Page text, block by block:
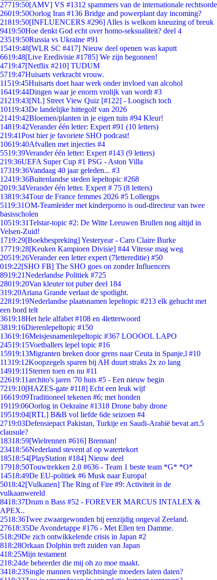
27719:50[AMV] VS #1312 spammers van de internationale rechtsorde
26019:50Oorlog Iran #136 Bridge and powerplant day incoming?
21819:50[INFLUENCERS #296] Alles is welkom kneuzing of breuk
9419:50Hoe denkt God echt over homo-seksualiteit? deel 4
23519:50Russia vs Ukraine #91
15419:48[WLR SC #417] Nieuw deel openen was kaputt
6619:48[Live Eredivisie #1785] We zijn begonnen!
4719:47[Netflix #210] TUDUM
5719:47Huisarts verkracht vrouw.
11519:45Huisarts doet haar werk onder invloed van alcohol
16419:44Dingen waar je enorm vrolijk van wordt #3
21219:43[NL] Street View Quiz [#122] - Loogisch toch
10119:43De landelijke hittegolf van 2026
21419:42Bloemen/planten in je eigen tuin #94 Kleur!
14819:42Verander één letter: Expert #91 (10 letters)
219:41Post hier je favoriete SHO podcast!
10619:40Afvallen met injecties #4
5519:39Verander één letter: Expert #143 (9 letters)
219:36UEFA Super Cup #1 PSG - Aston Villa
17319:36Vandaag 40 jaar geleden... #3
12419:36Buitenlandse steden lepeltopic #268
2019:34Verander één letter. Expert # 75 (8 letters)
13819:34Tour de France femmes 2026 #5 Lollergps
5119:31OM-Teamleider met kinderporno is oud-directeur van twee
basisscholen
10519:31Telstar-topic #2: De Witte Leeuwen Brullen nog altijd in
Velsen-Zuid!
1719:29[Boekbespreking] Yesteryear - Caro Claire Burke
17719:28[Keuken Kampioen Divisie] #44 Vitesse mag weg
20519:26Verander een letter expert (7lettereditie) #50
019:22[SHO FB] The SHO goes on zonder Influencers
8919:21Nederlandse Politiek #725
28019:20Van kleuter tot puber deel 184
319:20Ariana Grande verlaat de spotlight.
22819:19Nederlandse plaatsnamen lepeltopic #213 elk gehucht met
een bord telt
3619:18Het hele alfabet #108 en 4letterwoord
3819:16Dierenlepeltopic #150
13619:16Meisjesnamenlepeltopic #367 LOOOOL LAPO
24519:15Voetballers lepel topic #16
15919:13Migranten breken door grens naar Ceuta in Spanje,l #10
11319:12Koopzegels sparen bij AH duurt straks 2x zo lang
14919:11 Sterren toen en nu #11
22619:11archito's jaren '70 huis #5 - Een nieuw begin
7219:10[HAZES-gate #118] Echt een leuk wijf
16619:09Traditioneel tekenen #6; met honden
19119:06Oorlog in Oekraïne #1318 Drone baby drone
19519:04[RTL] B&B vol liefde 6de seizoen #4
2719:03Defensiepact Pakistan, Turkije en Saudi-Arabië bevat art.5
clausule?
18318:59[Wielrennen #616] Brennan!
23418:56Nederland stevent af op watertekort
18518:54[PlayStation #184] Nieuw deel
17918:50Touwtrekken 2.0 #636 - Team 1 beste team *G* *O*
14518:49De EU-politiek #6 Musk naar Europa!
5018:42[Vulkanen] The Ring of Fire #9: Activiteit in de
vulkaanwereld
8418:37Drum n Bass #52 - FOREVER MARCUS INTALEX &
APEX..
2518:36Twee zwaargewonden bij eenzijdig ongeval Zeeland.
27618:35De Avondetappe #176 - Met Ellen ten Damme.
518:29De zich ontwikkelende crisis in Japan #2
818:28Orkaan Dolphin treft zuiden van Japan
418:25Mijn testament
218:24de beheerder die mij oh zo moe maakt.
3418:23Single mannen verplichtsingle moeders laten daten?